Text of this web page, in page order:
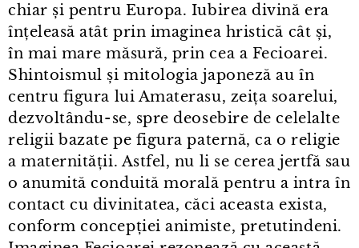
chiar și pentru Europa. Iubirea divină era
înțeleasă atât prin imaginea hristică cât și,
în mai mare măsură, prin cea a Fecioarei.
Shintoismul și mitologia japoneză au în
centru figura lui Amaterasu, zeița soarelui,
dezvoltându⁠-⁠se, spre deosebire de celelalte
religii bazate pe figura paternă, ca o religie
a maternității. Astfel, nu li se cerea jertfă sau
o anumită conduită morală pentru a intra în
contact cu divinitatea, căci aceasta exista,
conform concepției animiste, pretutindeni.